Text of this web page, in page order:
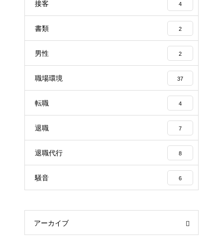
接客 4
書類 2
男性 2
職場環境 37
転職 4
退職 7
退職代行 8
騒音 6
アーカイブ